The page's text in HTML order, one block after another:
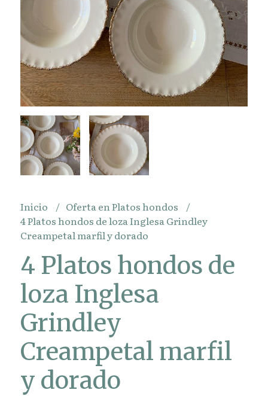
Inicio
Oferta en Platos hondos
4 Platos hondos de loza Inglesa Grindley
Creampetal marfil y dorado
4 Platos hondos de
loza Inglesa
Grindley
Creampetal marfil
y dorado